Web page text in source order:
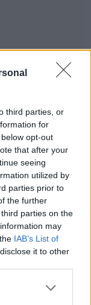
third parties, or
for
opt-out
that after your
seeing
utilized by
parties prior to
the further
parties on the
may
IAB’s List of
it to other
χρήματά
της
πληρωθούν
τους
της
το
του